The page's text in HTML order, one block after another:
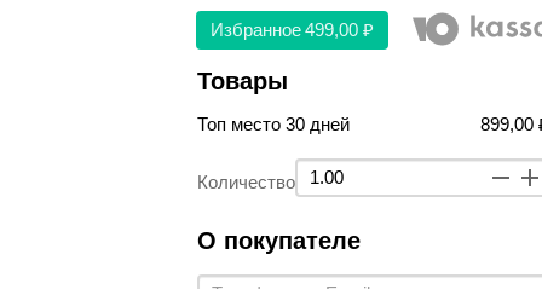
Избранное 499,00 ₽
Товары
Топ место 30 дней 899,00
Количество
О покупателе